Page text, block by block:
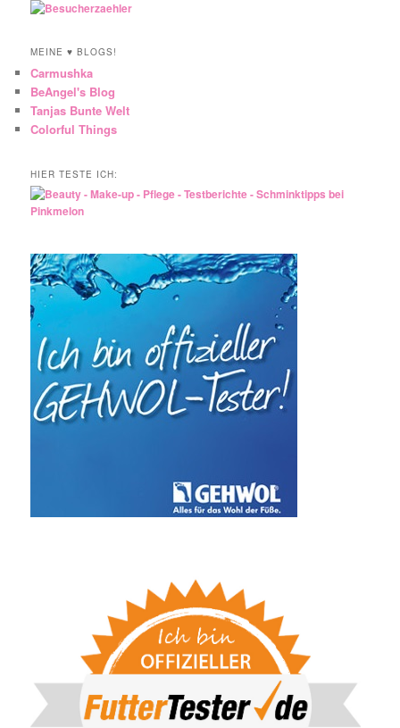
MEINE ♥ BLOGS!
Carmushka
BeAngel's Blog
Tanjas Bunte Welt
Colorful Things
HIER TESTE ICH: